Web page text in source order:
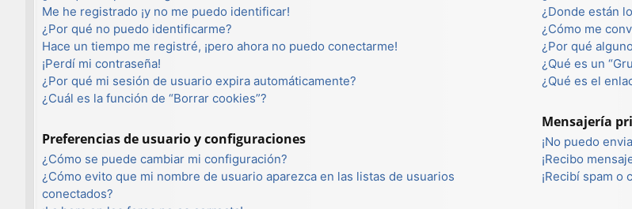
Me he registrado ¡y no me puedo identificar!
¿Por qué no puedo identificarme?
Hace un tiempo me registré, ¡pero ahora no puedo conectarme!
¡Perdí mi contraseña!
¿Por qué mi sesión de usuario expira automáticamente?
¿Cuál es la función de “Borrar cookies”?
Preferencias de usuario y configuraciones
¿Cómo se puede cambiar mi configuración?
¿Cómo evito que mi nombre de usuario aparezca en las listas de usuarios
conectados?
¿Donde están
¿Cómo me
¿Por qué
¿Qué es un
¿Qué es el
Mensajería
¡No puedo
¡Recibo
¡Recibí spam